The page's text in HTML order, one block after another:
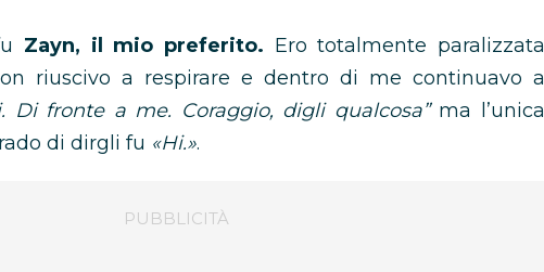
Zayn, il mio preferito. Ero totalmente paralizzata
riuscivo a respirare e dentro di me continuavo a
Di fronte a me. Coraggio, digli qualcosa”ma l’unica
di dirgli fu «Hi.».